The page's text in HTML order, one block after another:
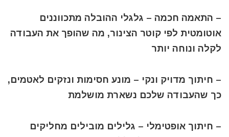
– התאמה חכמה – גלגלי ההובלה מתכווננים
אוטומטית לפי קוטר הצינור, מה שהופך את העבודה
לקלה ונוחה יותר
– חיתוך מדויק ונקי – מונע חסימות ונזקים לאטמים,
כך שהעבודה שלכם נשארת מושלמת
– חיתוך אופטימלי – גלילים מובילים מחליקים